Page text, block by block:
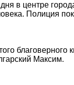
в центре
Полиция
Максим.